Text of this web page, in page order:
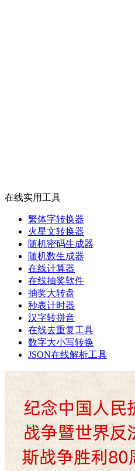
在线实用工具
繁体字转换器
火星文转换器
随机密码生成器
随机数生成器
在线计算器
在线抽奖软件
抽奖大转盘
秒表计时器
汉字转拼音
在线去重复工具
数字大小写转换
JSON在线解析工具